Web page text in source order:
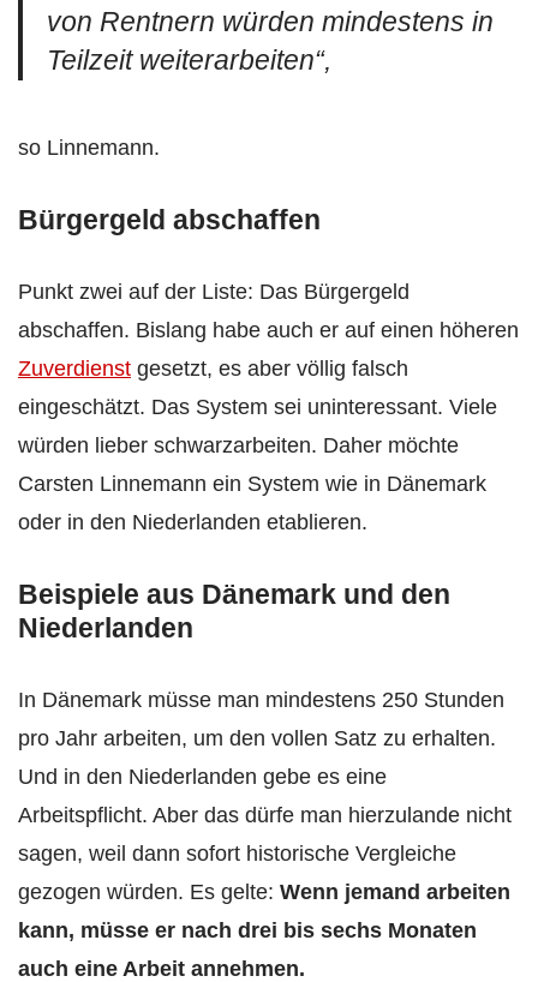
von Rentnern würden mindestens in
Teilzeit weiterarbeiten“,
so Linnemann.
Bürgergeld abschaffen
Punkt zwei auf der Liste: Das Bürgergeld
abschaffen. Bislang habe auch er auf einen höheren
Zuverdienst gesetzt, es aber völlig falsch
eingeschätzt. Das System sei uninteressant. Viele
würden lieber schwarzarbeiten. Daher möchte
Carsten Linnemann ein System wie in Dänemark
oder in den Niederlanden etablieren.
Beispiele aus Dänemark und den
Niederlanden
In Dänemark müsse man mindestens 250 Stunden
pro Jahr arbeiten, um den vollen Satz zu erhalten.
Und in den Niederlanden gebe es eine
Arbeitspflicht. Aber das dürfe man hierzulande nicht
sagen, weil dann sofort historische Vergleiche
gezogen würden. Es gelte: Wenn jemand arbeiten
kann, müsse er nach drei bis sechs Monaten
auch eine Arbeit annehmen.